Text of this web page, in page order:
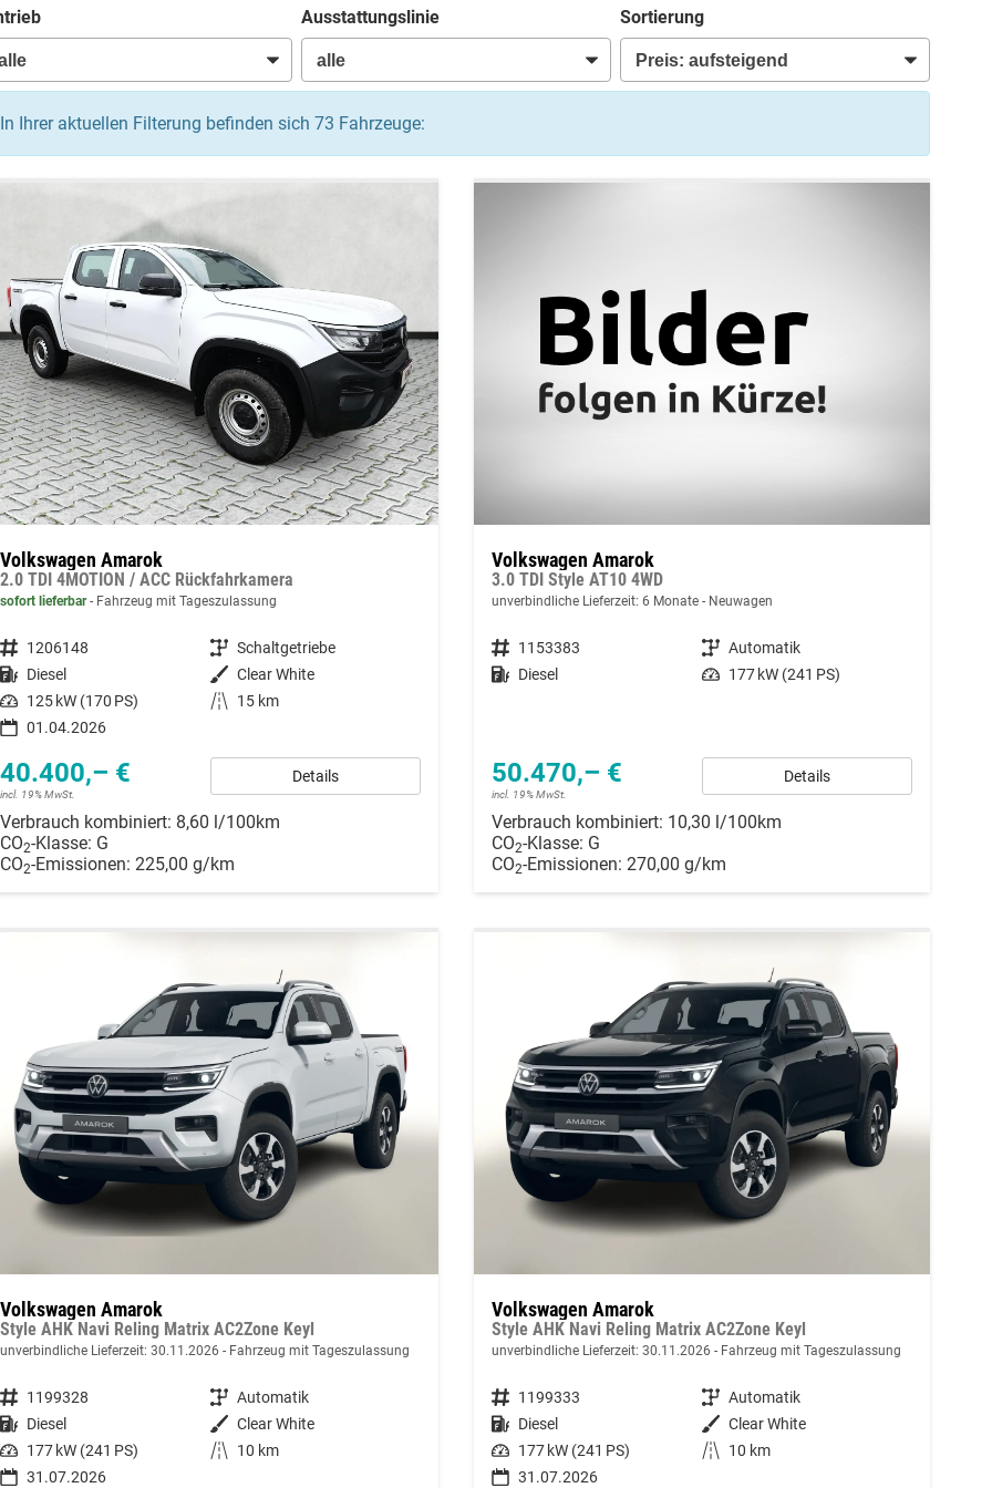
Ausstattungslinie Sortierung
In Ihrer aktuellen Filterung befinden sich 73 Fahrzeuge:
Volkswagen Amarok
2.0 TDI 4MOTION / ACC Rückfahrkamera
sofort lieferbar Fahrzeug mit Tageszulassung
Fahrzeugnummer 1206148 Getriebe Schaltgetriebe
Kraftstoff Diesel Außenfarbe Clear White
Leistung 125 kW (170 PS) Kilometerstand
15 km
01.04.2026
40.400,– €
incl. 19% MwSt.
Details
Verbrauch kombiniert: 8,60 l/100km
CO2-Klasse: G
CO2-Emissionen: 225,00 g/km
Volkswagen Amarok
3.0 TDI Style AT10 4WD
unverbindliche Lieferzeit: 6 Monate Neuwagen
Fahrzeugnummer 1153383 Getriebe Automatik
Kraftstoff Diesel Leistung 177 kW (241 PS)
50.470,– €
incl. 19% MwSt.
Details
Verbrauch kombiniert: 10,30 l/100km
CO2-Klasse: G
CO2-Emissionen: 270,00 g/km
Volkswagen Amarok
Style AHK Navi Reling Matrix AC2Zone Keyl
unverbindliche Lieferzeit: 30.11.2026 Fahrzeug mit Tageszulassung
Fahrzeugnummer 1199328 Getriebe Automatik
Kraftstoff Diesel Außenfarbe Clear White
Leistung 177 kW (241 PS) Kilometerstand
10 km
31.07.2026
Volkswagen Amarok
Style AHK Navi Reling Matrix AC2Zone Keyl
unverbindliche Lieferzeit: 30.11.2026 Fahrzeug mit Tageszulassung
Fahrzeugnummer 1199333 Getriebe Automatik
Kraftstoff Diesel Außenfarbe Clear White
Leistung 177 kW (241 PS) Kilometerstand
10 km
31.07.2026